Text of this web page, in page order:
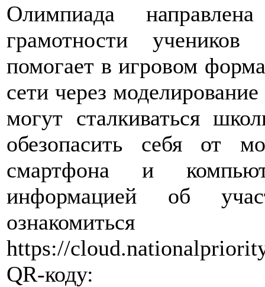
Олимпиада
грамотности
помогает в игровом
сети через
могут сталкиваться
обезопасить себя от
смартфона и
информацией об
https://
QR-коду: